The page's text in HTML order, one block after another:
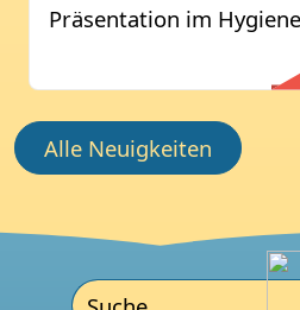
Präsentation im
Alle Neuigkeiten